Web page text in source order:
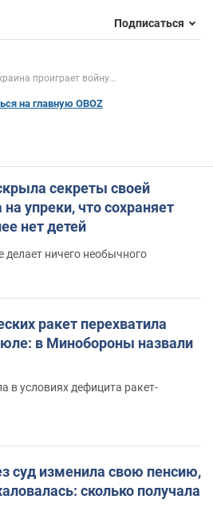
Подписаться
проиграет войну...
на главную OBOZ
секреты своей
упреки, что сохраняет
нет детей
ничего необычного
ракет перехватила
в Минобороны назвали
в условиях дефицита ракет-
суд изменила свою пенсию,
сколько получала